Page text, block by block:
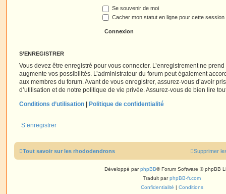
Se souvenir de moi
Cacher mon statut en ligne pour cette session
S’ENREGISTRER
Vous devez être enregistré pour vous connecter. L’enregistrement ne
augmente vos possibilités. L’administrateur du forum peut également
aux membres du forum. Avant de vous enregistrer, assurez-vous d’avoir
d’utilisation et de notre politique de vie privée. Assurez-vous de bien lire
Conditions d’utilisation | Politique de confidentialité
S’enregistrer
Tout savoir sur les rhododendrons Supprimer
Développé parphpBB® Forum Software © phpBB
Traduit parphpBB-fr.com
Confidentialité | Conditions